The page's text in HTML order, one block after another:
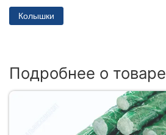
Колышки
Подробнее о товаре